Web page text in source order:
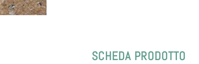
SCHEDA PRODOTTO